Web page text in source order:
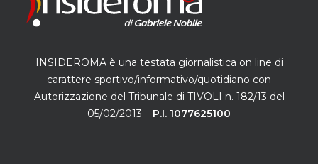
INSIDEROMA è una testata giornalistica on line di
carattere sportivo/informativo/quotidiano con
Autorizzazione del Tribunale di TIVOLI n. 182/13 del
05/02/2013 – P.I. 1077625100